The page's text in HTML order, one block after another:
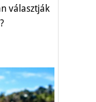
választják